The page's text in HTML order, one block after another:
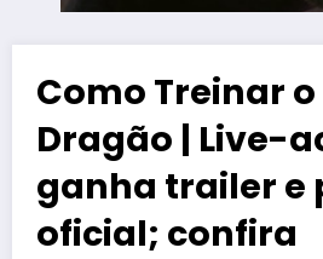
Como Treinar o
Dragão | Live-
ganha trailer e
oficial; confira